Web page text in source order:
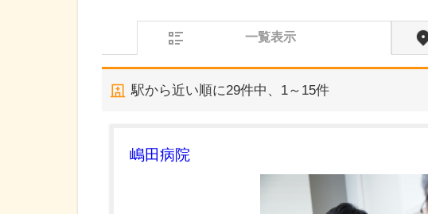
一覧表示
駅から近い順に29件中、 1～15件
嶋田病院